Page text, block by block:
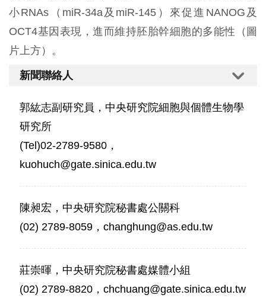
小RNAs（miR-34a及miR-145）來促進NANOG及
OCT4基因表現，進而維持胚胎幹細胞的多能性（圖
片上方）。
新聞聯絡人
郭紘志副研究員，中央研究院細胞與個體生物學
研究所
(Tel)02-2789-9580，
kuohuch@gate.sinica.edu.tw
陳昶宏，中央研究院秘書處公關科
(02) 2789-8059，changhung@as.edu.tw
莊崇暉，中央研究院秘書處媒體小組
(02) 2789-8820，chchuang@gate.sinica.edu.tw